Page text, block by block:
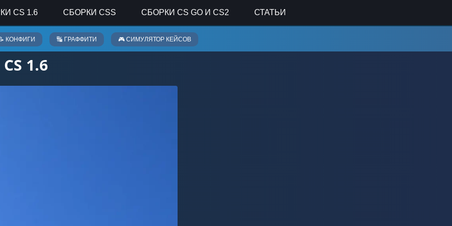
CS 1.6 СБОРКИ CSS СБОРКИ CS GO И CS2 СТАТЬИ
КОНФИГИ 🔣 ГРАФФИТИ 🎮 СИМУЛЯТОР КЕЙСОВ
1.6